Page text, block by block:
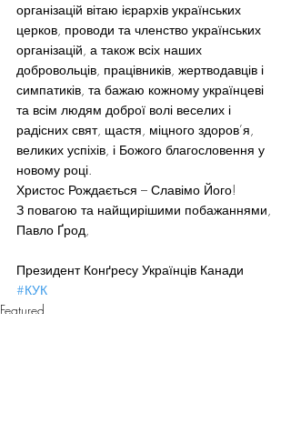
організацій вітаю ієрархів українських
церков, проводи та членство українських
організацій, а також всіх наших
добровольців, працівників, жертводавців і
симпатиків, та бажаю кожному українцеві
та всім людям доброї волі веселих і
радісних свят, щастя, міцного здоров’я,
великих успіхів, і Божого благословення у
новому році.
Христос Рождається – Славімо Його!
З повагою та найщирішими побажаннями,
Павло Ґрод,
Президент Конґресу Українців Канади
#КУК
Featured